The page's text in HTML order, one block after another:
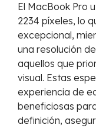
El MacBook Pro
2234 píxeles, lo
excepcional,
una resolución
aquellos que
visual. Estas
experiencia de
beneficiosas
definición,